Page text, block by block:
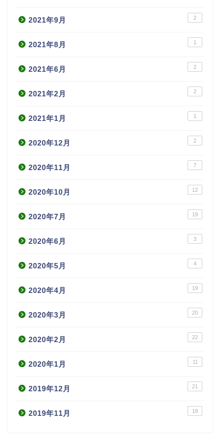
2021年9月 2
2021年8月 1
2021年6月 2
2021年2月 2
2021年1月 1
2020年12月 2
2020年11月 7
2020年10月 12
2020年7月 19
2020年6月 3
2020年5月 4
2020年4月 19
2020年3月 20
2020年2月 22
2020年1月 11
2019年12月 21
2019年11月 18